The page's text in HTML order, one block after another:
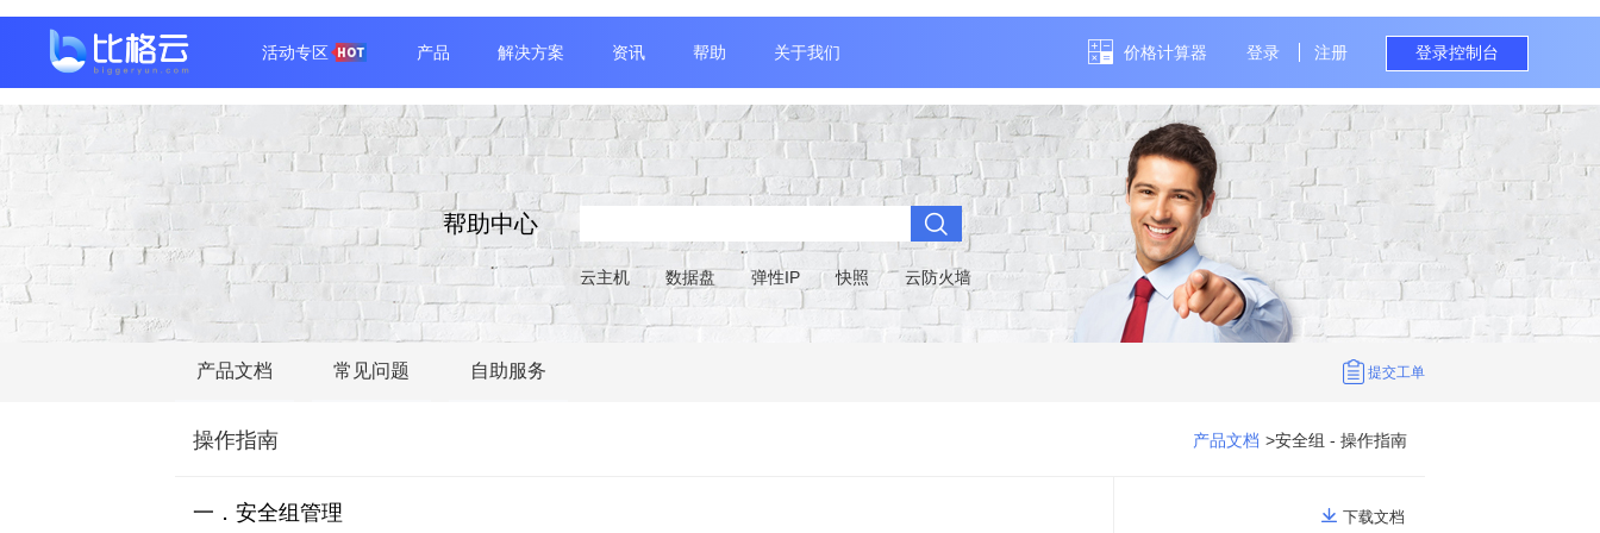
活动专区 产品 解决方案 资讯 帮助 关于我们 价格计算器 登录 注册
帮助中心
云主机 数据盘 弹性IP 快照 云防火墙
产品文档 常见问题 自助服务 提交工单
操作指南 产品文档 >安全组 - 操作指南
一．安全组管理 下载文档